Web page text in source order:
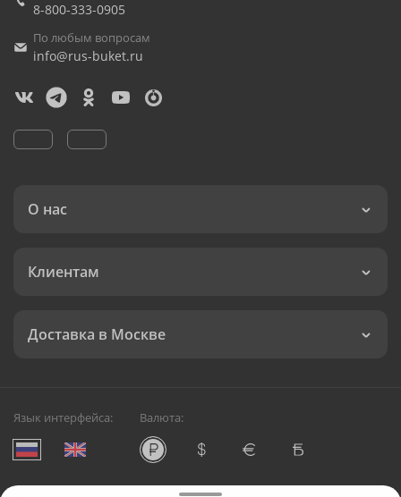
8-800-333-0905
По любым вопросам
info@rus-buket.ru
О нас
Клиентам
Доставка в Москве
Язык интерфейса: Валюта: